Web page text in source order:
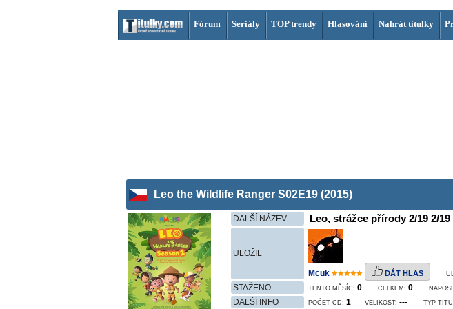
Fórum Seriály TOP trendy Hlasování Nahrát titulky
Leo the Wildlife Ranger S02E19 (2015)
DALŠÍ NÁZEV Leo, strážce přírody 2/19 2/19
ULOŽIL
Mcuk DÁT HLAS
STAŽENO
TENTO MĚSÍC: 0 CELKEM: 0
DALŠÍ INFO
POČET CD: 1 VELIKOST: --- TYP